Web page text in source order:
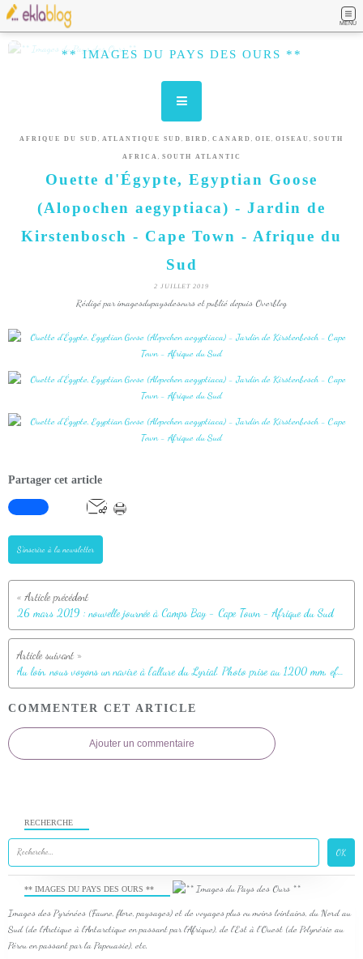
MENU
** IMAGES DU PAYS DES OURS **
AFRIQUE DU SUD , ATLANTIQUE SUD , BIRD , CANARD , OIE , OISEAU , SOUTH
AFRICA , SOUTH ATLANTIC
Ouette d'Égypte, Egyptian Goose
(Alopochen aegyptiaca) - Jardin de
Kirstenbosch - Cape Town - Afrique du
Sud
2 JUILLET 2019
Rédigé par imagesdupaysdesours et publié depuis Overblog
Partager cet article
S'inscrire à la newsletter
26 mars 2019 : nouvelle journée à Camps Bay - Cape Town - Afrique du Sud
Au loin, nous voyons un navire à l'allure du Lyrial. Photo prise au 1200 mm, effectivement c'est bien lui qui poursuit son périple vers Durban - Le Cap - Afrique du Sud
COMMENTER CET ARTICLE
Ajouter un commentaire
RECHERCHE
** IMAGES DU PAYS DES OURS **
Images des Pyrénées (Faune, flore, paysages) et de voyages plus ou moins lointains, du Nord au
Sud (de l'Arctique à l'Antarctique en passant par l'Afrique), de l'Est à l'Ouest (de Polynésie au
Pérou en passant par la Papouasie), etc.